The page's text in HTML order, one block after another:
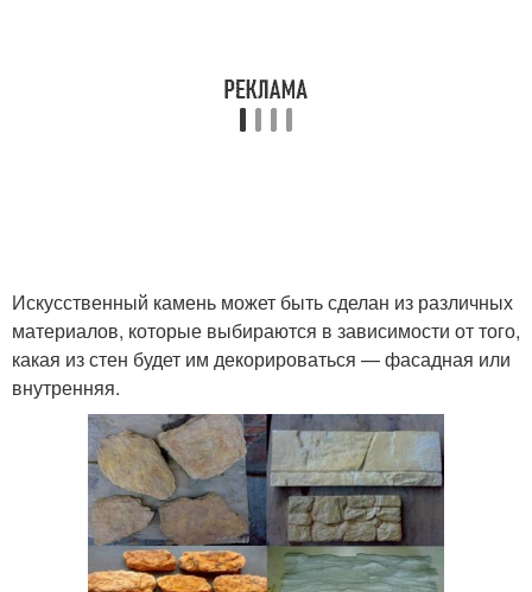
Искусственный камень может быть сделан из различных
материалов, которые выбираются в зависимости от того,
какая из стен будет им декорироваться — фасадная или
внутренняя.